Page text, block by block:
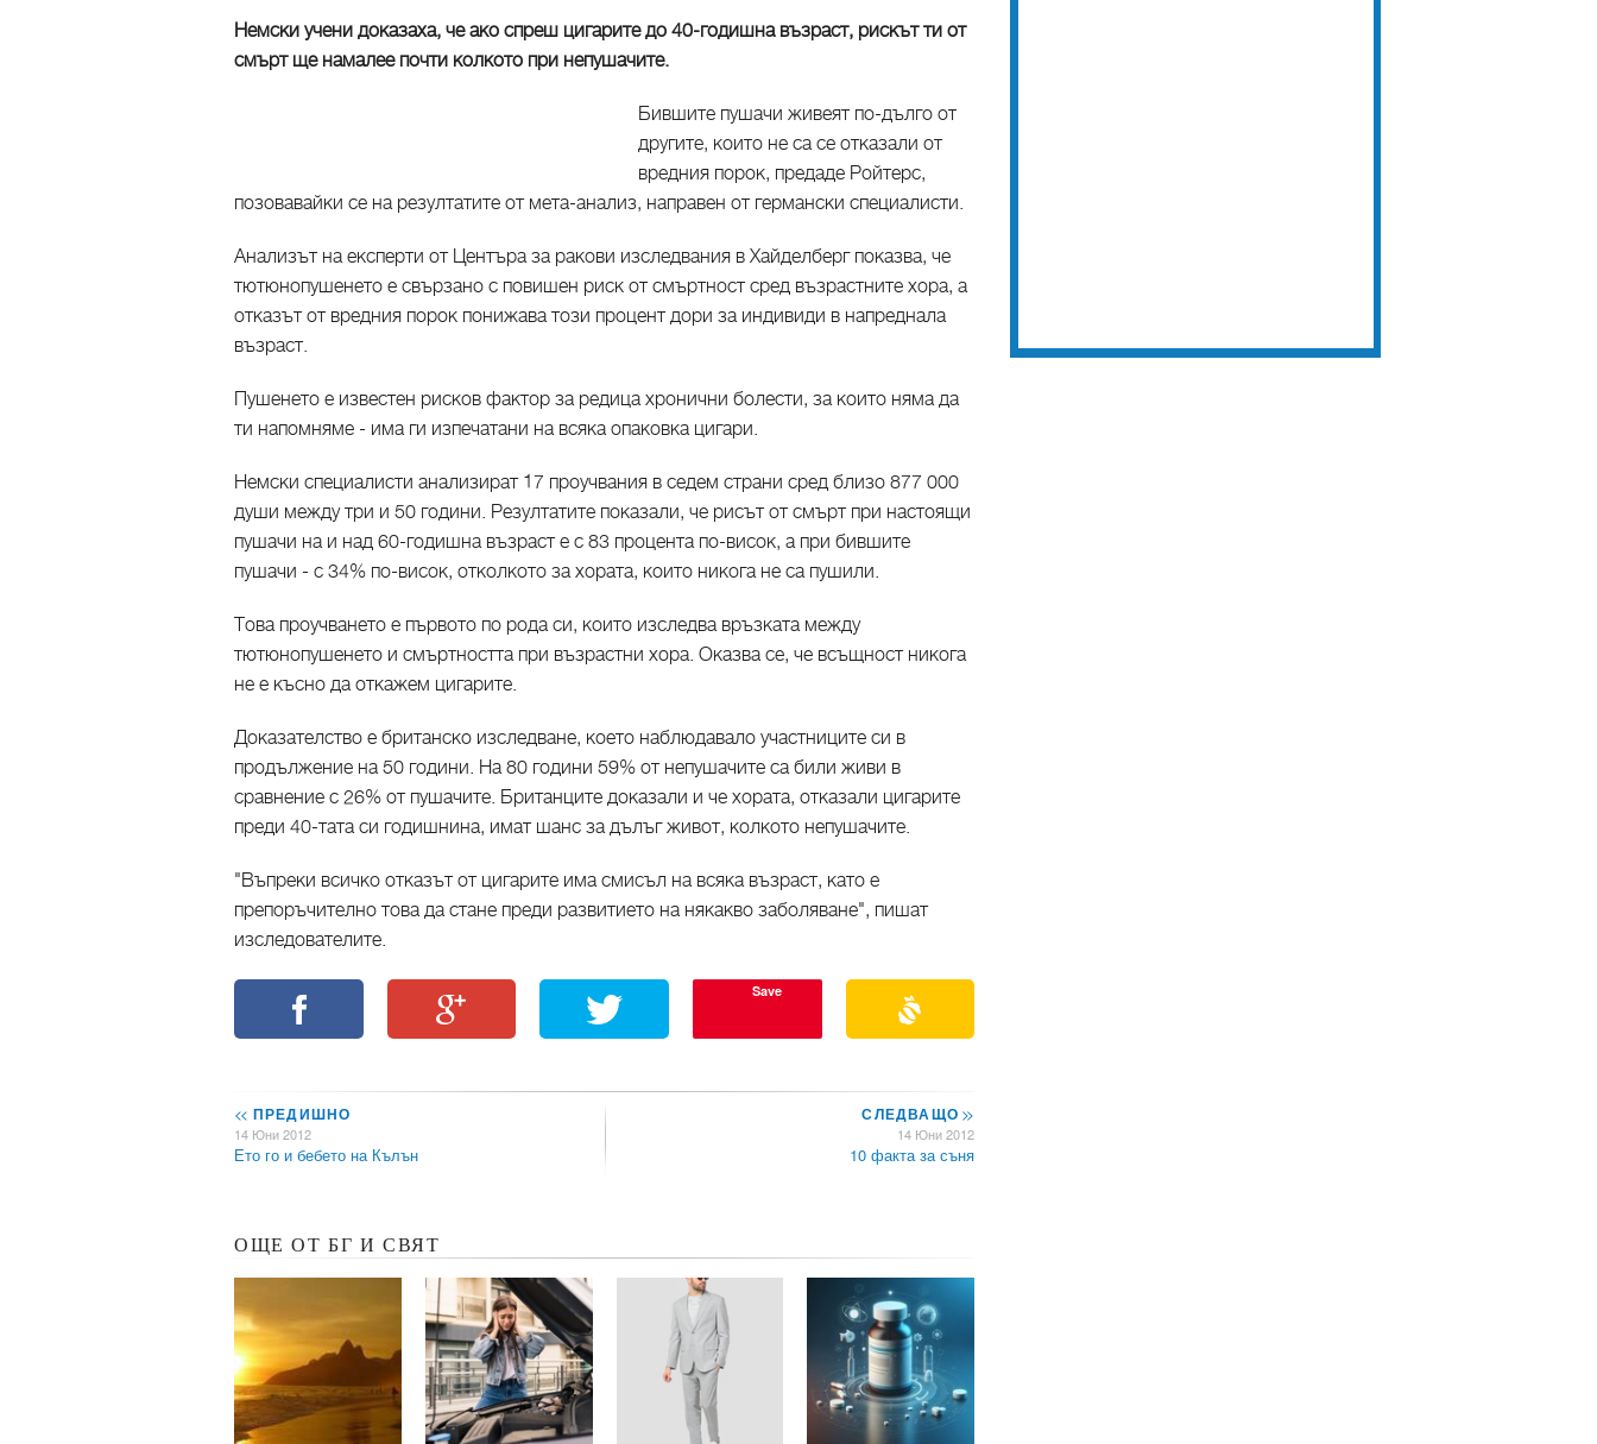
Немски учени доказаха, че ако спреш цигарите до 40-годишна възраст, рискът ти от
смърт ще намалее почти колкото при непушачите.
Бившите пушачи живеят по-дълго от
другите, които не са се отказали от
вредния порок, предаде Ройтерс,
позовавайки се на резултатите от мета-анализ, направен от германски специалисти.
Анализът на експерти от Центъра за ракови изследвания в Хайделберг показва, че
тютюнопушенето е свързано с повишен риск от смъртност сред възрастните хора, а
отказът от вредния порок понижава този процент дори за индивиди в напреднала
възраст.
Пушенето е известен рисков фактор за редица хронични болести, за които няма да
ти напомняме - има ги изпечатани на всяка опаковка цигари.
Немски специалисти анализират 17 проучвания в седем страни сред близо 877 000
души между три и 50 години. Резултатите показали, че рисът от смърт при настоящи
пушачи на и над 60-годишна възраст е с 83 процента по-висок, а при бившите
пушачи - с 34% по-висок, отколкото за хората, които никога не са пушили.
Това проучването е първото по рода си, които изследва връзката между
тютюнопушенето и смъртността при възрастни хора. Оказва се, че всъщност никога
не е късно да откажем цигарите.
Доказателство е британско изследване, което наблюдавало участниците си в
продължение на 50 години. На 80 години 59% от непушачите са били живи в
сравнение с 26% от пушачите. Британците доказали и че хората, отказали цигарите
преди 40-тата си годишнина, имат шанс за дълъг живот, колкото непушачите.
"Въпреки всичко отказът от цигарите има смисъл на всяка възраст, като е
препоръчително това да стане преди развитието на някакво заболяване", пишат
изследователите.
Save
<< ПРЕДИШНО
14 Юни 2012
Ето го и бебето на Кълън
СЛЕДВАЩО>>
14 Юни 2012
10 факта за съня
ОЩЕ ОТ БГ И СВЯТ